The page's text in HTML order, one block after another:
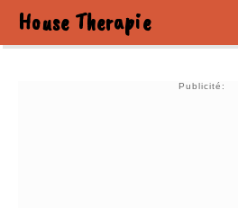
House Therapie
Publicité: